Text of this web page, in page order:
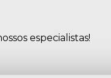
especialistas!